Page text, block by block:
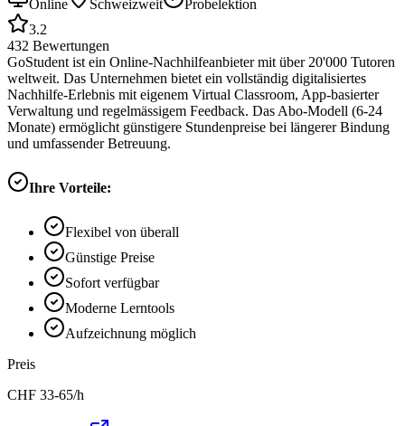
Online
Schweizweit
Probelektion
3.2
432 Bewertungen
GoStudent ist ein Online-Nachhilfeanbieter mit über 20'000 Tutoren
weltweit. Das Unternehmen bietet ein vollständig digitalisiertes
Nachhilfe-Erlebnis mit eigenem Virtual Classroom, App-basierter
Verwaltung und regelmässigem Feedback. Das Abo-Modell (6-24
Monate) ermöglicht günstigere Stundenpreise bei längerer Bindung
und umfassender Betreuung.
Ihre Vorteile:
Flexibel von überall
Günstige Preise
Sofort verfügbar
Moderne Lerntools
Aufzeichnung möglich
Preis
CHF 33-65/h